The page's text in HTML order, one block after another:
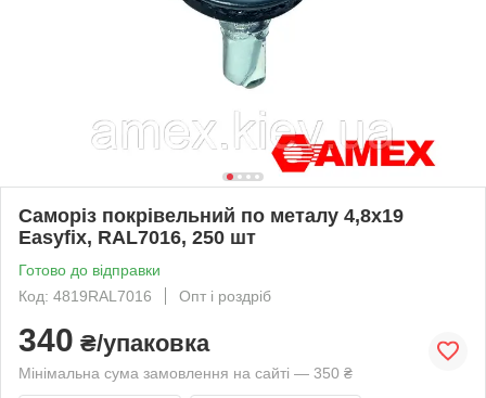
Саморіз покрівельний по металу 4,8x19
Easyfix, RAL7016, 250 шт
Готово до відправки
Код: 4819RAL7016
Опт і роздріб
340 ₴/упаковка
Мінімальна сума замовлення на сайті — 350 ₴